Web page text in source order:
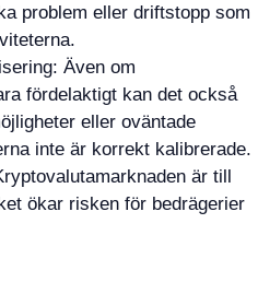
problem eller driftstopp som
Även om
fördelaktigt kan det också
eller oväntade
inte är korrekt kalibrerade.
är till
ökar risken för bedrägerier